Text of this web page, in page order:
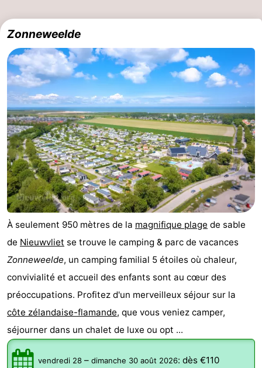
Contact
Zonneweelde
À seulement 950 mètres de la magnifique plage de sable
de Nieuwvliet se trouve le camping & parc de vacances
Zonneweelde, un camping familial 5 étoiles où chaleur,
convivialité et accueil des enfants sont au cœur des
préoccupations. Profitez d'un merveilleux séjour sur la
côte zélandaise-flamande, que vous veniez camper,
séjourner dans un chalet de luxe ou opt ...
vendredi 28 – dimanche 30 août 2026: dès €110